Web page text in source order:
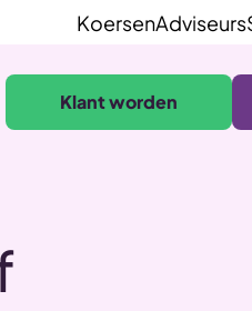
KoersenAdviseurs
Klant worden